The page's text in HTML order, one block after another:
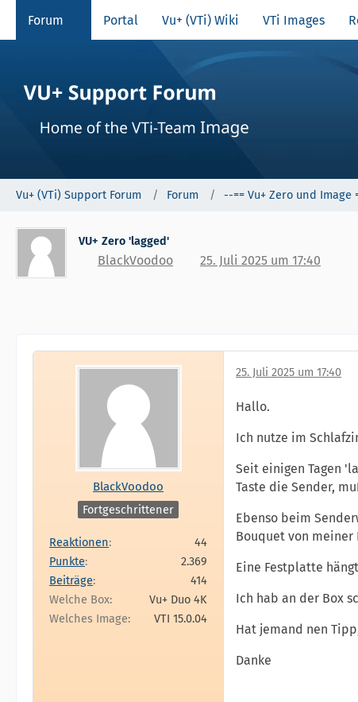
Forum Portal Vu+ (VTi) Wiki VTi Images
Vu+ (VTi) Support Forum Forum --== Vu+ Zero und Image
VU+ Zero 'lagged'
BlackVoodoo 25. Juli 2025 um 17:40
BlackVoodoo
Fortgeschrittener
Reaktionen
44
Punkte
2.369
Beiträge
414
Welche Box
Vu+ Duo 4K
Welches Image
VTI 15.0.04
25. Juli 2025 um 17:40
Hallo.
Ich nutze im
Seit einigen Tagen
Taste die Sender,
Ebenso beim
Bouquet von meiner
Eine Festplatte
Ich hab an der Box
Hat jemand nen
Danke